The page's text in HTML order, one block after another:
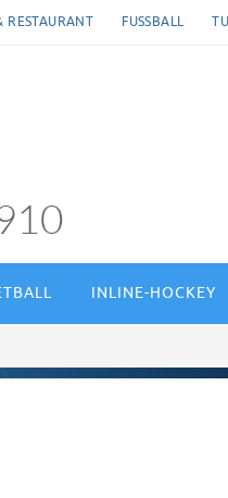
RESTAURANT FUSSBALL
INLINE-HOCKEY